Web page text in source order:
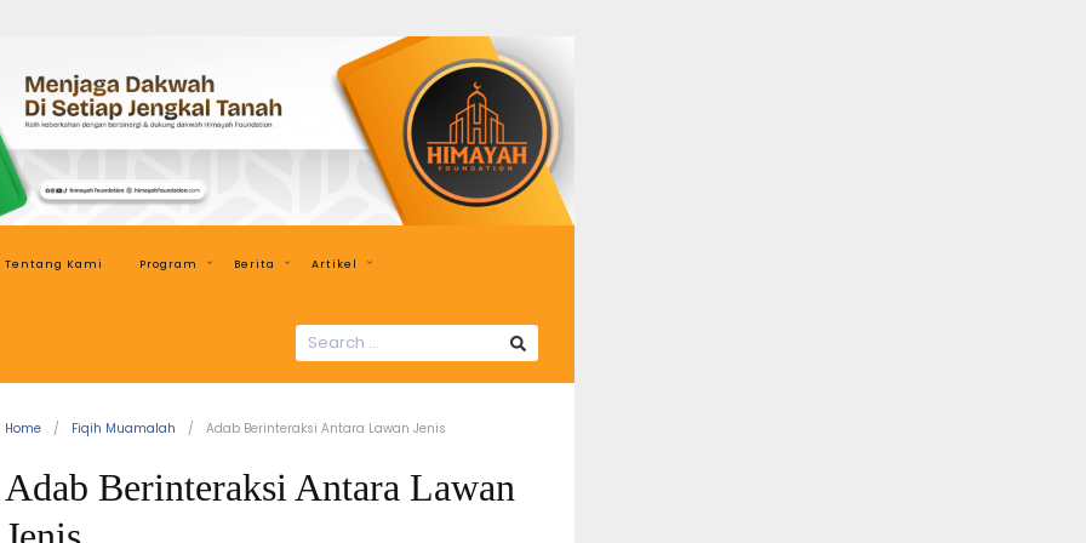
Himayah
Foundation
Menjaga
Dakwah
di
Setiap
Jengkal
Tentang Kami Program Berita Artikel
FOR:
Home Fiqih Muamalah Adab Berinteraksi Antara Lawan Jenis
Adab Berinteraksi Antara Lawan